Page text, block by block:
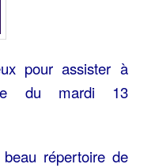
pour assister à
du mardi 13
répertoire de